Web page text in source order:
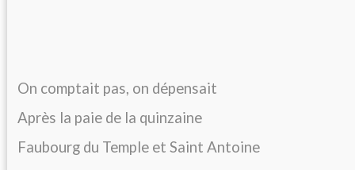
On comptait pas, on dépensait
Après la paie de la quinzaine
Faubourg du Temple et Saint Antoine